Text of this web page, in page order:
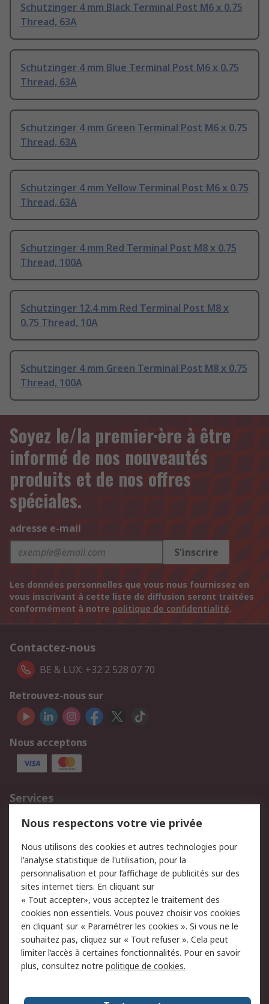
Schutzinger 4 mm Black Terminal Post M6 x 0.75
Thread, 63A
Schutzinger 4 mm Blue Terminal Post M6 x 0.75
Thread, 63A
Schutzinger 4 mm Green Terminal Post M6 x 0.75
Thread, 63A
Schutzinger 4 mm Yellow Terminal Post M6 x 0.75
Thread, 63A
Schutzinger 4 mm Red Terminal Post M8 x 0.75
Thread, 100A
Schutzinger 12.4 mm Red Terminal Post M8 x
0.75 Thread, 10A
Schutzinger 4 mm Green Terminal Post M8 x 0.75
Thread, 100A
Soyez le/la premier·ère à être
informé de nos nouveautés
produits et de nos offres
spéciales.
adresse e-mail
S'inscrire
Les données personnelles que vous nous fournissez en
vous inscrivant à cette liste de diffusion seront traitées
conformément à notre politique de confidentialité.
Contactez-nous
BE & LUX: +32 2 528 07 70
Retrouvez-nous sur
Nous acceptons
Services
750.000 produits
2.500 marques
Retours
Support technique
Track & trace
Legal
Politique de cookies
Sécurité des e-mails
Politique de protection
des données - Mise à
jour
Conditions générales
de vente
A propos de RS
Nous respectons votre vie privée
Nous utilisons des cookies et autres technologies pour
l'analyse statistique de l'utilisation, pour la
personnalisation et pour l’affichage de publicités sur des
sites internet tiers. En cliquant sur
« Tout accepter», vous acceptez le traitement des
cookies non essentiels. Vous pouvez choisir vos cookies
en cliquant sur « Paramétrer les cookies ». Si vous ne le
souhaitez pas, cliquez sur « Tout refuser ». Cela peut
limiter l’accès à certaines fonctionnalités. Pour en savoir
plus, consultez notre politique de cookies.